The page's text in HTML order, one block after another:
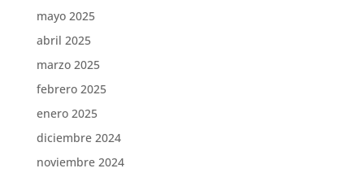
mayo 2025
abril 2025
marzo 2025
febrero 2025
enero 2025
diciembre 2024
noviembre 2024